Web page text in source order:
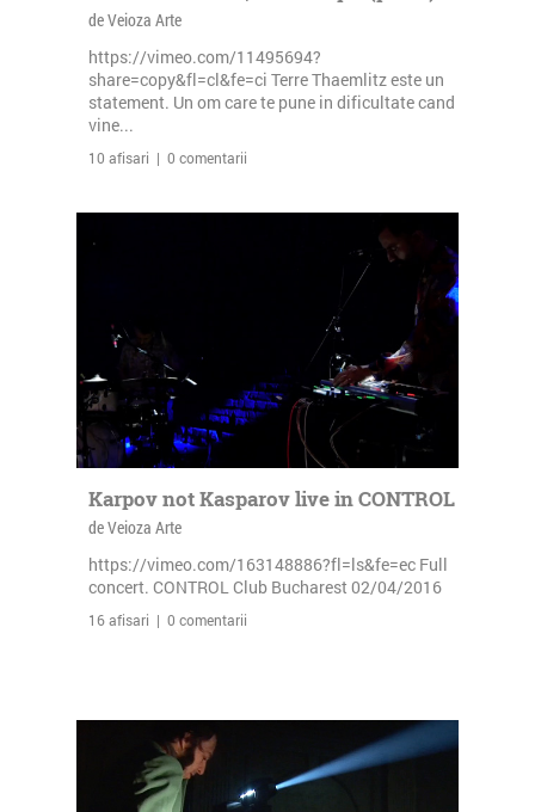
de Veioza Arte
https://vimeo.com/11495694?
share=copy&fl=cl&fe=ci Terre Thaemlitz este un
statement. Un om care te pune in dificultate cand
vine...
10 afisari | 0 comentarii
Karpov not Kasparov live in CONTROL
de Veioza Arte
https://vimeo.com/163148886?fl=ls&fe=ec Full
concert. CONTROL Club Bucharest 02/04/2016
16 afisari | 0 comentarii